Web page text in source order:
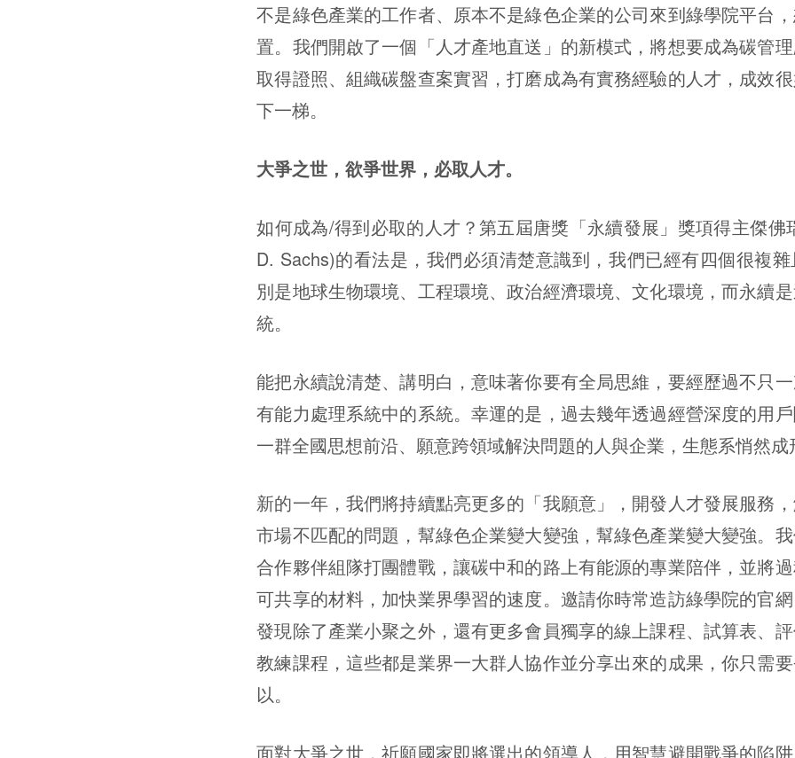
不是綠色產業的工作者、原本不是綠色企業的公司來到綠學院平台
置。我們開啟了一個「人才產地直送」的新模式，將想要成為碳管
取得證照、組織碳盤查案實習，打磨成為有實務經驗的人才，成效
下一梯。
大爭之世，欲爭世界，必取人才。
如何成為/得到必取的人才？第五屆唐獎「永續發展」獎項得主傑佛
D. Sachs)的看法是，我們必須清楚意識到，我們已經有四個很複
別是地球生物環境、工程環境、政治經濟環境、文化環境，而永續
統。
能把永續說清楚、講明白，意味著你要有全局思維，要經歷過不只
有能力處理系統中的系統。幸運的是，過去幾年透過經營深度的用
一群全國思想前沿、願意跨領域解決問題的人與企業，生態系悄然成
新的一年，我們將持續點亮更多的「我願意」，開發人才發展服務
市場不匹配的問題，幫綠色企業變大變強，幫綠色產業變大變強。
合作夥伴組隊打團體戰，讓碳中和的路上有能源的專業陪伴，並將
可共享的材料，加快業界學習的速度。邀請你時常造訪綠學院的官
發現除了產業小聚之外，還有更多會員獨享的線上課程、試算表、
教練課程，這些都是業界一大群人協作並分享出來的成果，你只需
以。
面對大爭之世，祈願國家即將選出的領導人，用智慧避開戰爭的陷